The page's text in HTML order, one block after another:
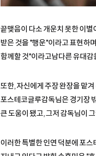
끝맺음이 다소 개운치 못한 이
받은 것을 "행운"이라고 표현하
함께할 것"이라고남다른 유대감
또한, 자신에게 주장 완장을 맡
포스테코글루감독님은 경기장
큰 도움이 됐고, 그저 감독님이
이러한 특별한 인연 덕분에 포